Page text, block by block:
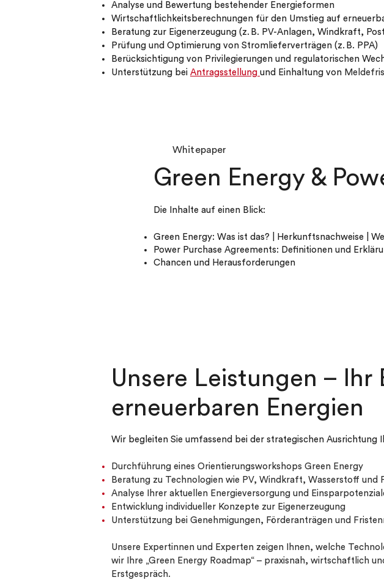
Analyse und Bewertung bestehender Energieformen
Wirtschaftlichkeitsberechnungen für den Umstieg auf
Beratung zur Eigenerzeugung (z. B. PV-Anlagen, Windkraft,
Prüfung und Optimierung von Stromlieferverträgen (z. B. PPA)
Berücksichtigung von Privilegierungen und regulatorischen
Unterstützung bei Antragsstellung und Einhaltung von
Whitepaper
Green Energy &
Die Inhalte auf einen Blick:
Green Energy: Was ist das? | Herkunftsnachweise |
Power Purchase Agreements: Definitionen und
Chancen und Herausforderungen
Unsere Leistungen –
erneuerbaren Energien
Wir begleiten Sie umfassend bei der strategischen Ausrichtung
Durchführung eines Orientierungsworkshops Green Energy
Beratung zu Technologien wie PV, Windkraft, Wasserstoff und
Analyse Ihrer aktuellen Energieversorgung und
Entwicklung individueller Konzepte zur Eigenerzeugung
Unterstützung bei Genehmigungen, Förderanträgen und
Unsere Expertinnen und Experten zeigen Ihnen, welche
wir Ihre „Green Energy Roadmap“ – praxisnah, wirtschaftlich
Erstgespräch.